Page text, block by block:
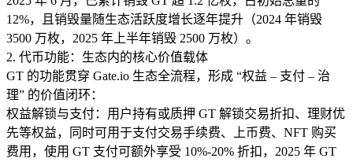
12%，且销毁量随生态活跃度增长逐年提升（2024 年销毁
3500 万枚，2025 年上半年销毁 2500 万枚）。​
2. 代币功能：生态内的核心价值载体​
GT 的功能贯穿 Gate.io 生态全流程，形成 “权益 – 支付 – 治
理” 的价值闭环：​
权益解锁与支付：用户持有或质押 GT 解锁交易折扣、理财优
先等权益，同时可用于支付交易手续费、上币费、NFT 购买
费用，使用 GT 支付可额外享受 10%-20% 折扣，2025 年 GT